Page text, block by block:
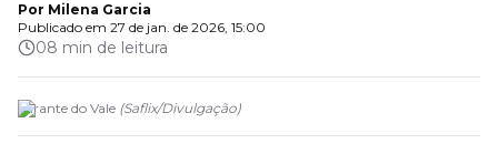
Por Milena Garcia
Publicado em 27 de jan. de 2026, 15:00
08 min de leitura
Mirante do Vale (Saflix/Divulgação)